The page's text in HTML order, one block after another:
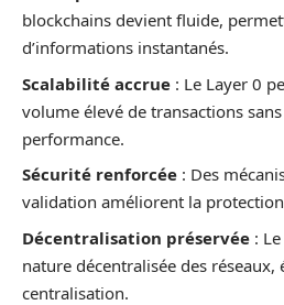
blockchains devient fluide,
d’informations instantanés.
Scalabilité accrue : Le Layer 0
volume élevé de transactions
performance.
Sécurité renforcée : Des
validation améliorent la
Décentralisation préservée :
nature décentralisée des réseaux,
centralisation.